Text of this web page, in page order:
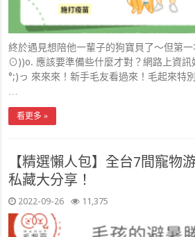
終於遇見想陪他一輩子的狗寶貝了～但第
⊙))o. 應該要準備些什麼才對？網路上資訊
°;)っ 來來來！新手毛友看過來！毛起來特
看更多 »
【精選懶人包】全台7間寵物
私藏大分享！
2022-09-26 11,375